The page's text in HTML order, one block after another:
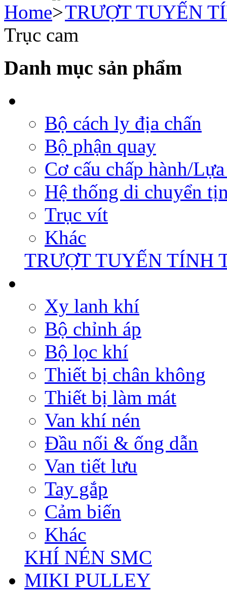
Home
TRƯỢT TUYẾN
Trục cam
Danh mục sản phẩm
Bộ cách ly địa chấn
Bộ phận quay
Cơ cấu chấp hành/
Hệ thống di chuyển
Trục vít
Khác
TRƯỢT TUYẾN TÍNH
Xy lanh khí
Bộ chỉnh áp
Bộ lọc khí
Thiết bị chân không
Thiết bị làm mát
Van khí nén
Đầu nối & ống dẫn
Van tiết lưu
Tay gắp
Cảm biến
Khác
KHÍ NÉN SMC
MIKI PULLEY